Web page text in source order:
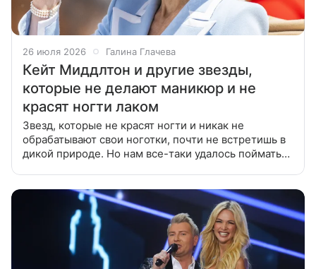
26 июля 2026 Галина Глачева
Кейт Миддлтон и другие звезды,
которые не делают маникюр и не
красят ногти лаком
Звезд, которые не красят ногти и никак не
обрабатывают свои ноготки, почти не встретишь в
дикой природе. Но нам все-таки удалось поймать